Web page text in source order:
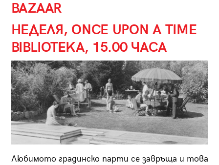
BAZAAR
НЕДЕЛЯ, ONCE UPON A TIME
BIBLIOTEKA, 15.00 ЧАСА
Любимото градинско парти се завръща и това